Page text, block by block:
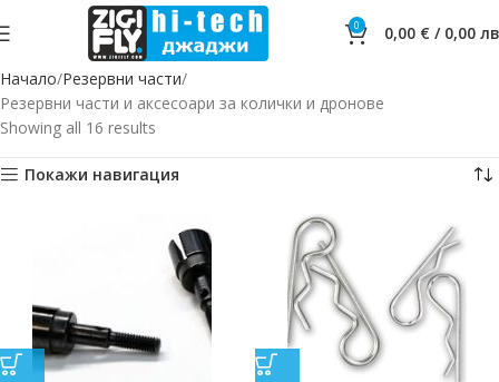
0 0,00 € / 0,00
Начало Резервни части
Резервни части и аксесоари за колички и дронове
Showing all 16 results
Покажи навигация